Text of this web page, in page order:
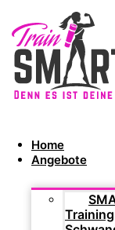
Home
Angebote